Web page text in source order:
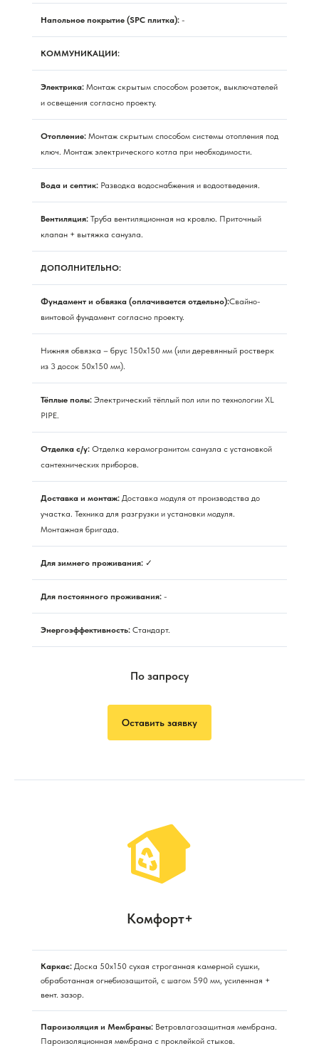
Напольное покрытие (SPC плитка): -
КОММУНИКАЦИИ:
Электрика: Монтаж скрытым способом розеток, выключателей
и освещения согласно проекту.
Отопление: Монтаж скрытым способом системы отопления под
ключ. Монтаж электрического котла при необходимости.
Вода и септик: Разводка водоснабжения и водоотведения.
Вентиляция: Труба вентиляционная на кровлю. Приточный
клапан + вытяжка санузла.
ДОПОЛНИТЕЛЬНО:
Фундамент и обвязка (оплачивается отдельно):Свайно-
винтовой фундамент согласно проекту.
Нижняя обвязка – брус 150х150 мм (или деревянный ростверк
из 3 досок 50х150 мм).
Тёплые полы: Электрический тёплый пол или по технологии XL
PIPE.
Отделка с/у: Отделка керамогранитом санузла с установкой
сантехнических приборов.
Доставка и монтаж: Доставка модуля от производства до
участка. Техника для разгрузки и установки модуля.
Монтажная бригада.
Для зимнего проживания: ✓
Для постоянного проживания: -
Энергоэффективность: Стандарт.
По запросу
Оставить заявку
Комфорт+
Каркас: Доска 50х150 сухая строганная камерной сушки,
обработанная огнебиозащитой, с шагом 590 мм, усиленная +
вент. зазор.
Пароизоляция и Мембраны: Ветровлагозащитная мембрана.
Пароизоляционная мембрана с проклейкой стыков.